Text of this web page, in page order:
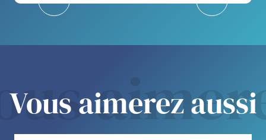
Vous aimerez aussi